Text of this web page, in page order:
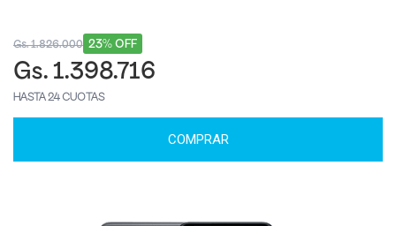
23% OFF
Gs. 1.826.000
Gs. 1.398.716
HASTA 24 CUOTAS
COMPRAR